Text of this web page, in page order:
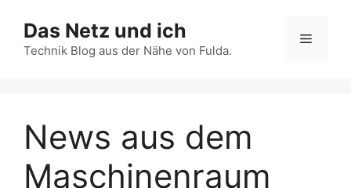
Inhalt
springen
Das Netz und ich
Technik Blog aus der Nähe von Fulda.
Menü
News aus dem
Maschinenraum